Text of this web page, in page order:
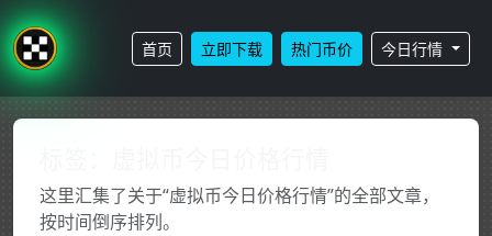
首页 立即下载 热门币价 今日行情
这里汇集了关于“虚拟币今日价格行情”的全部文章，
按时间倒序排列。